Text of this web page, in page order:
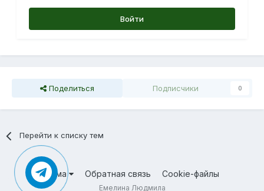
Войти
Поделиться Подписчики 0
Перейти к списку тем
Тема Обратная связь Cookie-файлы
Емелина Людмила